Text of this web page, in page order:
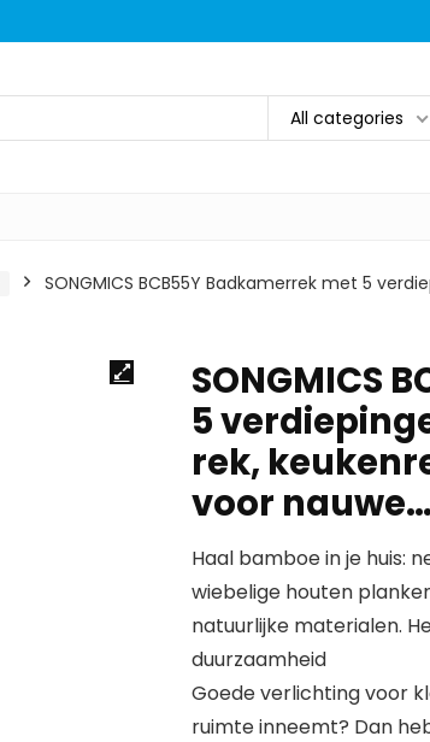
All categories
SONGMICS BCB55Y Badkamerrek met 5
SONGMICS
5
rek,
voor nauwe…
Haal bamboe in je huis:
wiebelige houten
natuurlijke materialen.
duurzaamheid
Goede verlichting voor
ruimte inneemt? Dan